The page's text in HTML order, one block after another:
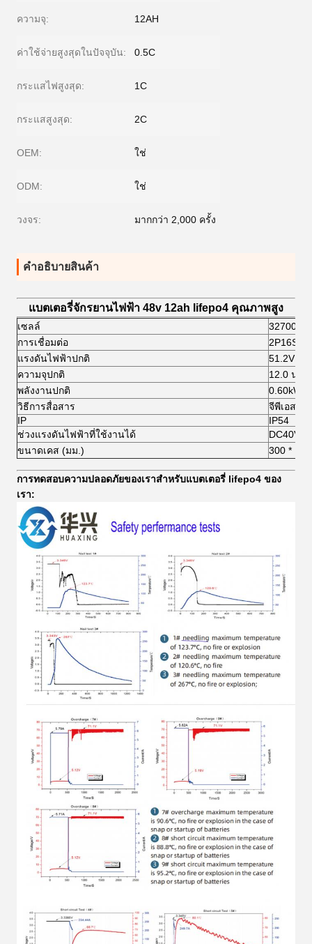
ความจุ: 12AH
ค่าใช้จ่ายสูงสุดในปัจจุบัน: 0.5C
กระแสไฟสูงสุด: 1C
กระแสสูงสุด: 2C
OEM: ใช่
ODM: ใช่
วงจร: มากกว่า 2,000 ครั้ง
คําอธิบายสินค้า
แบตเตอรี่จักรยานไฟฟ้า 48v 12ah lifepo4 คุณภาพสูง
เซลล์
32700-
การเชื่อมต่อ
2P16S
แรงดันไฟฟ้าปกติ
51.2V
ความจุปกติ
12.0 น
พลังงานปกติ
0.60kWh
วิธีการสื่อสาร
จีพีเอส /
IP
IP54
ช่วงแรงดันไฟฟ้าที่ใช้งานได้
DC40V ~
ขนาดเคส (มม.)
300 *
การทดสอบความปลอดภัยของเราสำหรับแบตเตอรี่ lifepo4 ของ
เรา: